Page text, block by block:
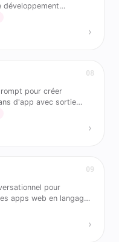
développement
›
08
pour créer
d'app avec sortie
›
09
pour
apps web en langage
›